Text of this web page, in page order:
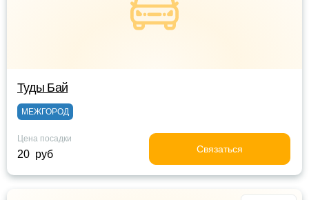
Туды Бай
МЕЖГОРОД
Цена посадки
20 руб Связаться